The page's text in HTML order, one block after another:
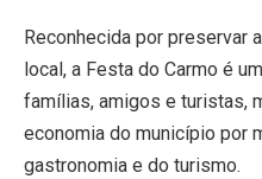
Reconhecida por preservar
local, a Festa do Carmo é
famílias, amigos e turistas,
economia do município por
gastronomia e do turismo.